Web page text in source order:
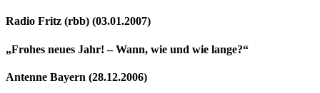
Radio Fritz (rbb) (03.01.2007)
„Frohes neues Jahr! – Wann, wie und wie lange?“
Antenne Bayern (28.12.2006)